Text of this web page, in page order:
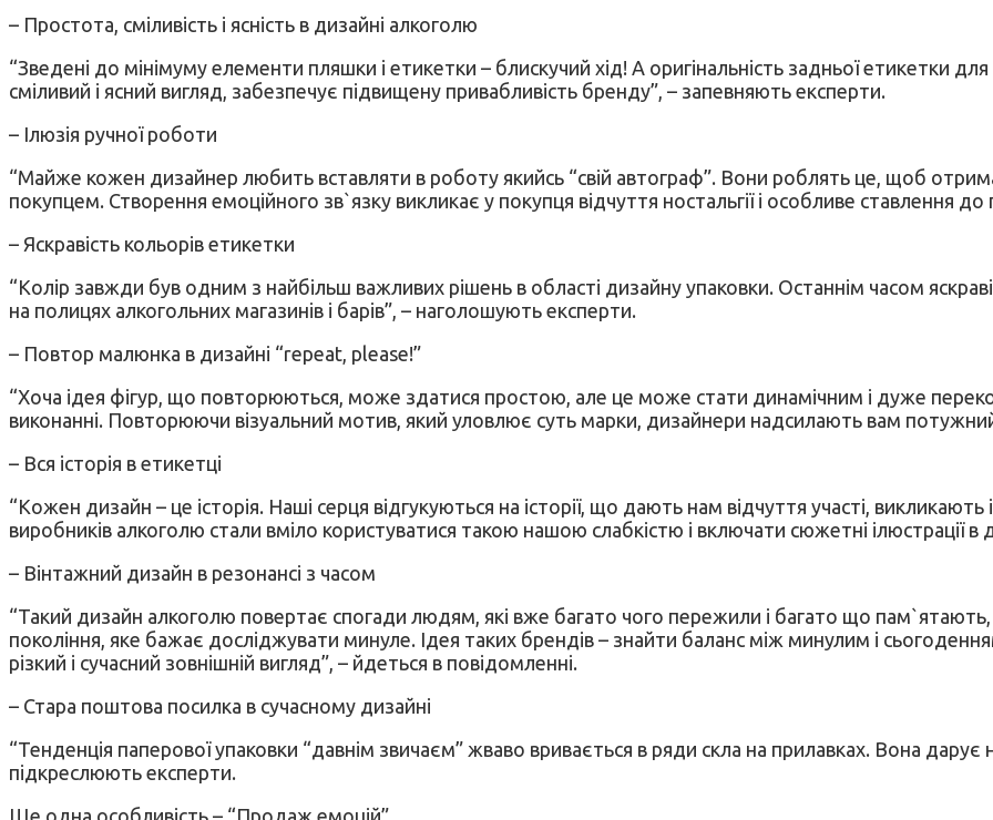
– Простота, сміливість і ясність в дизайні алкоголю
“Зведені до мінімуму елементи пляшки і етикетки – блискучий хід! А оригінальність задньої етикетки
сміливий і ясний вигляд, забезпечує підвищену привабливість бренду”, – запевняють експерти.
– Ілюзія ручної роботи
“Майже кожен дизайнер любить вставляти в роботу якийсь “свій автограф”. Вони роблять це, щоб
покупцем. Створення емоційного зв`язку викликає у покупця відчуття ностальгії і особливе ставлення
– Яскравість кольорів етикетки
“Колір завжди був одним з найбільш важливих рішень в області дизайну упаковки. Останнім часом яскраві
на полицях алкогольних магазинів і барів”, – наголошують експерти.
– Повтор малюнка в дизайні “repeat, please!”
“Хоча ідея фігур, що повторюються, може здатися простою, але це може стати динамічним і дуже
виконанні. Повторюючи візуальний мотив, який уловлює суть марки, дизайнери надсилають вам
– Вся історія в етикетці
“Кожен дизайн – це історія. Наші серця відгукуються на історії, що дають нам відчуття участі,
виробників алкоголю стали вміло користуватися такою нашою слабкістю і включати сюжетні ілюстрації
– Вінтажний дизайн в резонансі з часом
“Такий дизайн алкоголю повертає спогади людям, які вже багато чого пережили і багато що
покоління, яке бажає досліджувати минуле. Ідея таких брендів – знайти баланс між минулим і
різкий і сучасний зовнішній вигляд”, – йдеться в повідомленні.
– Стара поштова посилка в сучасному дизайні
“Тенденція паперової упаковки “давнім звичаєм” жваво вривається в ряди скла на прилавках. Вона дарує
підкреслюють експерти.
Ще одна особливість – “Продаж емоцій”.